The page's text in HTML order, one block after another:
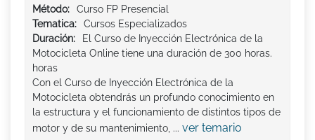
Método:
Curso FP Presencial
Tematica:
Cursos Especializados
Duración:
El Curso de Inyección Electrónica de la
Motocicleta Online tiene una duración de 300 horas.
horas
Con el Curso de Inyección Electrónica de la
Motocicleta obtendrás un profundo conocimiento en
la estructura y el funcionamiento de distintos tipos de
motor y de su mantenimiento, ... ver temario